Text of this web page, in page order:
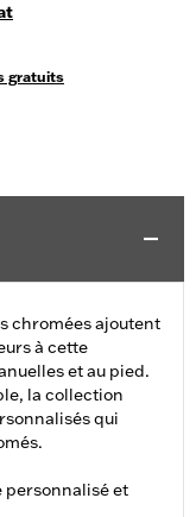
gratuits
chromées ajoutent
à cette
et au pied.
la collection
qui
personnalisé et